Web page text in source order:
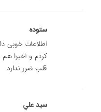
ستوده
کردم و اخبرا
قلب ضرر ندارد
سيد علي